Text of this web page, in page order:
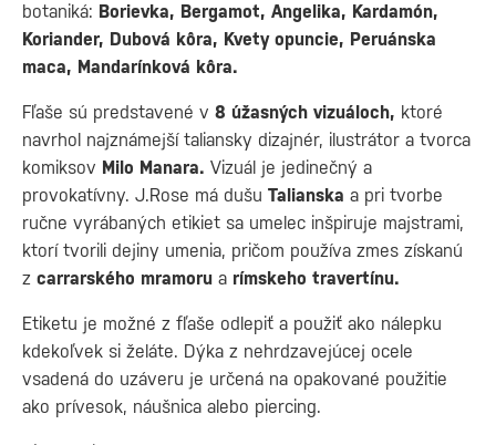
botaniká: Borievka, Bergamot, Angelika, Kardamón,
Koriander, Dubová kôra, Kvety opuncie, Peruánska
maca, Mandarínková kôra.
Fľaše sú predstavené v 8 úžasných vizuáloch, ktoré
navrhol najznámejší taliansky dizajnér, ilustrátor a tvorca
komiksov Milo Manara. Vizuál je jedinečný a
provokatívny. J.Rose má dušu Talianska a pri tvorbe
ručne vyrábaných etikiet sa umelec inšpiruje majstrami,
ktorí tvorili dejiny umenia, pričom používa zmes získanú
z carrarského mramoru a rímskeho travertínu.
Etiketu je možné z fľaše odlepiť a použiť ako nálepku
kdekoľvek si želáte. Dýka z nehrdzavejúcej ocele
vsadená do uzáveru je určená na opakované použitie
ako prívesok, náušnica alebo piercing.